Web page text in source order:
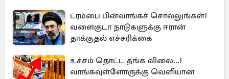
ட்ரம்பை பின்வாங்கச் சொல்லுங்கள்!
வளைகுடா நாடுகளுக்கு ஈரான்
தாக்குதல் எச்சரிக்கை
உச்சம் தொட்ட தங்க விலை...!
வாங்கவுள்ளோருக்கு வெளியான